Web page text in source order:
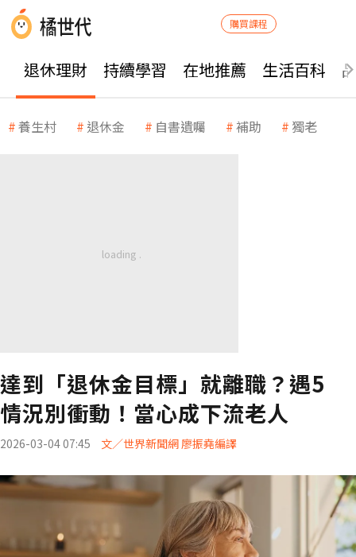
購買課程
退休理財 持續學習 在地推薦 生活百科
養生村 退休金 自書遺囑 補助 獨老
達到「退休金目標」就離職？遇5
情況別衝動！當心成下流老人
2026-03-04 07:45 文／世界新聞網 廖振堯編譯